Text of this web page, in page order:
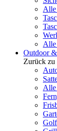
Alle
Alle
Outdoor
Zurück zu
Alle
Golf